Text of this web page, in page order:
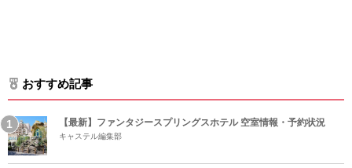
おすすめ記事
【最新】ファンタジースプリングスホテル 空室情報・予約状況
キャステル編集部